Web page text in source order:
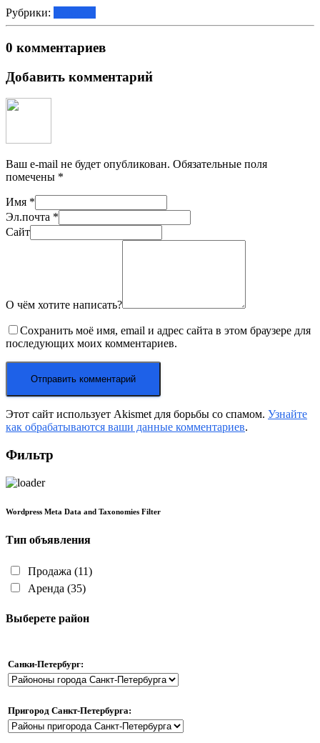
Рубрики:
0 комментариев
Добавить комментарий
Ваш e-mail не будет опубликован. Обязательные поля
помечены *
Имя *
Эл.почта *
Сайт
О чём хотите написать?
Сохранить моё имя, email и адрес сайта в этом браузере для
последующих моих комментариев.
Этот сайт использует Akismet для борьбы со спамом. Узнайте
как обрабатываются ваши данные комментариев.
Фильтр
Wordpress Meta Data and Taxonomies Filter
Тип объявления
Продажа (11)
Аренда (35)
Выберете район
Санки-Петербург:
Пригород Санкт-Петербурга: